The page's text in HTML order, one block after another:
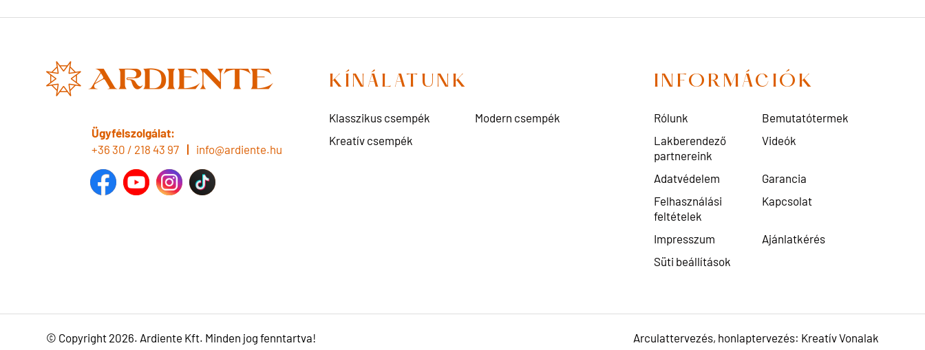
Ügyfélszolgálat:
+36 30 / 218 43 97 info@ardiente.hu
KÍNÁLATUNK
Klasszikus csempék
Modern csempék
Kreatív csempék
INFORMÁCIÓK
Rólunk
Bemutatótermek
Lakberendező
partnereink
Videók
Adatvédelem
Garancia
Felhasználási
feltételek
Kapcsolat
Impresszum
Ajánlatkérés
Süti beállítások
© Copyright 2026. Ardiente Kft. Minden jog fenntartva! Arculattervezés, honlaptervezés: Kreatív Vonalak